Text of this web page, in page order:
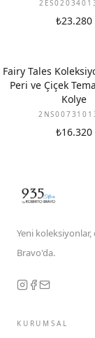
₺23.280
Fairy Tales
Peri ve Çiçek
Kolye
₺16.320
Yeni
Bravo'da.
KURUMSAL